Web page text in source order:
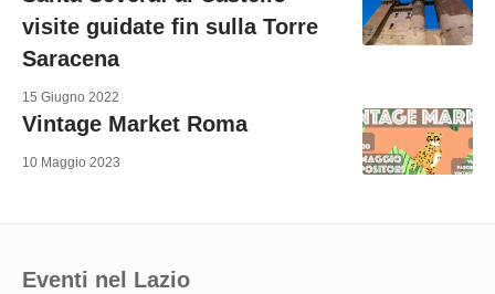
visite guidate fin sulla Torre
Saracena
15 Giugno 2022
Vintage Market Roma
10 Maggio 2023
Eventi nel Lazio